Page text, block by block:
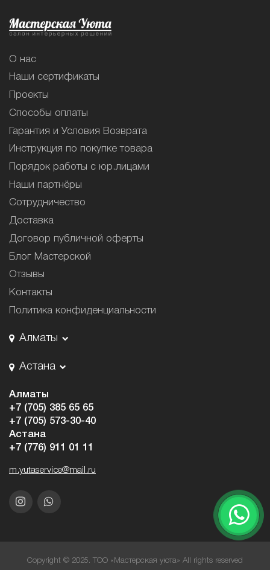
О нас
Наши сертификаты
Проекты
Способы оплаты
Гарантия и Условия Возврата
Инструкция по покупке товара
Порядок работы с юр.лицами
Наши партнёры
Сотрудничество
Доставка
Договор публичной оферты
Блог Мастерской
Отзывы
Контакты
Политика конфиденциальности
Алматы
Астана
Алматы
+7 (705) 385 65 65
+7 (705) 573-30-40
Астана
+7 (776) 911 01 11
m.yutaservice@mail.ru
Copyright © 2025. ТОО «Мастерская уюта» All rights reserved